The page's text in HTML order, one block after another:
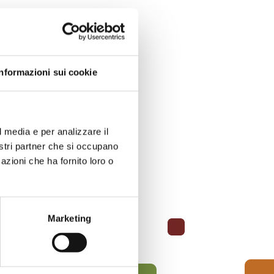
sui cookie
e per analizzare il
partner che si occupano
che ha fornito loro o
Marketing